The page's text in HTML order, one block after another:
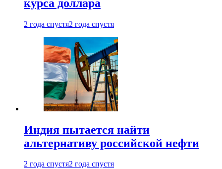
курса доллара
2 года спустя2 года спустя
Индия пытается найти
альтернативу российской нефти
2 года спустя2 года спустя